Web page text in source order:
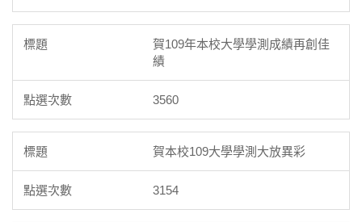
賀109年本校大學學測成績再創佳
績
3560
賀本校109大學學測大放異彩
3154